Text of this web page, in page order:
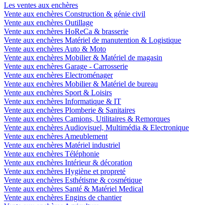
Les ventes aux enchères
Vente aux enchères Construction & génie civil
Vente aux enchères Outillage
Vente aux enchères HoReCa & brasserie
Vente aux enchères Matériel de manutention & Logistique
Vente aux enchères Auto & Moto
Vente aux enchères Mobilier & Matériel de magasin
Vente aux enchères Garage - Carrosserie
Vente aux enchères Electroménager
Vente aux enchères Mobilier & Matériel de bureau
Vente aux enchères Sport & Loisirs
Vente aux enchères Informatique & IT
Vente aux enchères Plomberie & Sanitaires
Vente aux enchères Camions, Utilitaires & Remorques
Vente aux enchères Audiovisuel, Multimédia & Electronique
Vente aux enchères Ameublement
Vente aux enchères Matériel industriel
Vente aux enchères Téléphonie
Vente aux enchères Intérieur & décoration
Vente aux enchères Hygiène et propreté
Vente aux enchères Esthétisme & cosmétique
Vente aux enchères Santé & Matériel Medical
Vente aux enchères Engins de chantier